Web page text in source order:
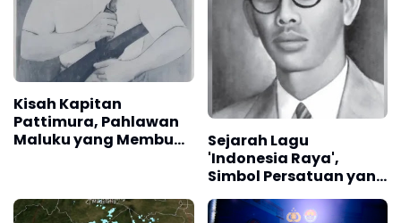
Kisah Kapitan
Pattimura, Pahlawan
Maluku yang Membuat
Sejarah Lagu
'Indonesia Raya',
Simbol Persatuan yang
Lahir Sebelum
Kemerdekaan